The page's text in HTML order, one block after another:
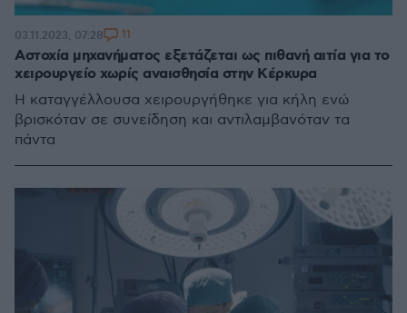
Αστοχία μηχανήματος εξετάζεται ως πιθανή αιτία για το
χειρουργείο χωρίς αναισθησία στην Κέρκυρα
Η καταγγέλλουσα χειρουργήθηκε για κήλη ενώ
βρισκόταν σε συνείδηση και αντιλαμβανόταν τα
πάντα
03.11.2023, 07:28 11